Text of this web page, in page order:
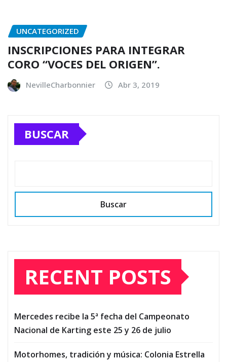
UNCATEGORIZED
INSCRIPCIONES PARA INTEGRAR
CORO “VOCES DEL ORIGEN”.
NevilleCharbonnier Abr 3, 2019
BUSCAR
Buscar
RECENT POSTS
Mercedes recibe la 5ª fecha del Campeonato
Nacional de Karting este 25 y 26 de julio
Motorhomes, tradición y música: Colonia Estrella